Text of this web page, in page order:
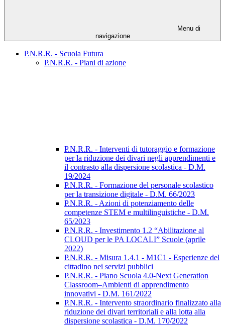
Menu di
navigazione
P.N.R.R. - Scuola Futura
P.N.R.R. - Piani di azione
P.N.R.R. - Interventi di tutoraggio e formazione
per la riduzione dei divari negli apprendimenti e
il contrasto alla dispersione scolastica - D.M.
19/2024
P.N.R.R. - Formazione del personale scolastico
per la transizione digitale - D.M. 66/2023
P.N.R.R. - Azioni di potenziamento delle
competenze STEM e multilinguistiche - D.M.
65/2023
P.N.R.R. - Investimento 1.2 “Abilitazione al
CLOUD per le PA LOCALI” Scuole (aprile
2022)
P.N.R.R. - Misura 1.4.1 - M1C1 - Esperienze del
cittadino nei servizi pubblici
P.N.R.R. - Piano Scuola 4.0-Next Generation
Classroom–Ambienti di apprendimento
innovativi - D.M. 161/2022
P.N.R.R. - Intervento straordinario finalizzato alla
riduzione dei divari territoriali e alla lotta alla
dispersione scolastica - D.M. 170/2022